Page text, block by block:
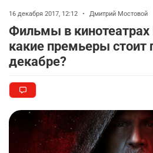
16 декабря 2017, 12:12 • Дмитрий Мостовой
Фильмы в кинотеатрах
какие премьеры стоит
декабре?